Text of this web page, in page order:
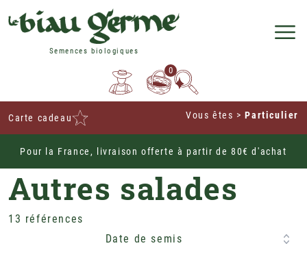
Semences biologiques
0
Carte cadeau Vous êtes >Particulier
Pour la France, livraison offerte à partir de 80€ d'achat
Home Potagères Légumes Feuille Salades
Autres salades
Date de semis
13 références